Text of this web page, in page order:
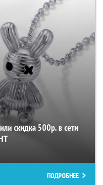
скидка 500р. в сети
ПОДРОБНЕЕ